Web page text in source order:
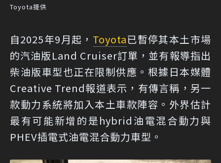
Toyota提供
自2025年9月起， Toyota已暫停其本土市場
的汽油版Land Cruiser訂單，並有報導指出
柴油版車型也正在限制供應。根據日本媒體
Creative Trend報道表示，有傳言稱，另一
款動力系統將加入本土車款陣容。外界估計
最有可能新增的是hybrid油電混合動力與
PHEV插電式油電混合動力車型。